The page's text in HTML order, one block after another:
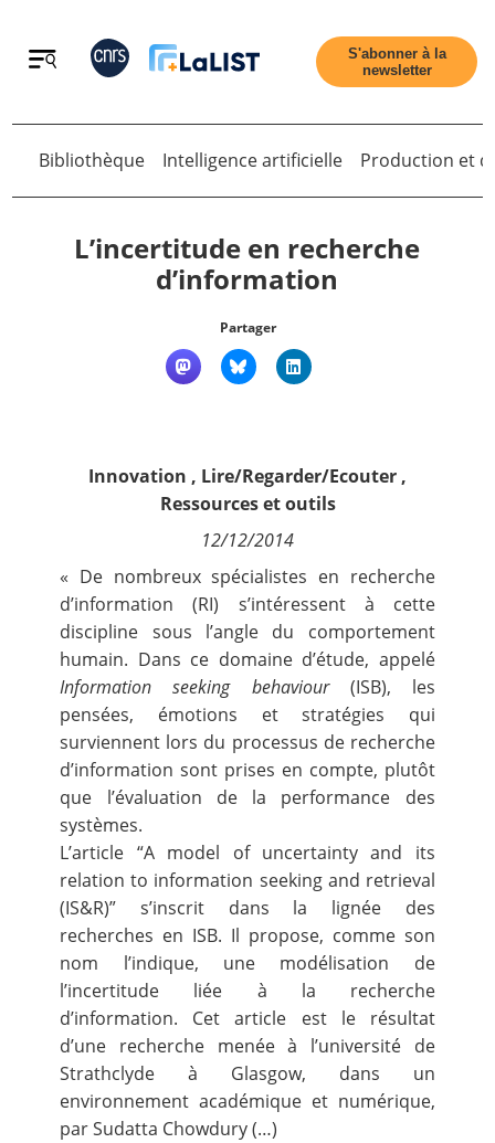
Retour
Nous suivre
S'abonner à la
newsletter
Retour
Bibliothèque Intelligence artificielle Production et
L’incertitude en recherche
d’information
Partager
Innovation , Lire/Regarder/Ecouter ,
Ressources et outils
12/12/2014
« De nombreux spécialistes en recherche
d’information (RI) s’intéressent à cette
discipline sous l’angle du comportement
humain. Dans ce domaine d’étude, appelé
Information seeking behaviour(ISB), les
pensées, émotions et stratégies qui
surviennent lors du processus de recherche
d’information sont prises en compte, plutôt
que l’évaluation de la performance des
systèmes.
L’article “A model of uncertainty and its
relation to information seeking and retrieval
(IS&R)” s’inscrit dans la lignée des
recherches en ISB. Il propose, comme son
nom l’indique, une modélisation de
l’incertitude liée à la recherche
d’information. Cet article est le résultat
d’une recherche menée à l’université de
Strathclyde à Glasgow, dans un
environnement académique et numérique,
par Sudatta Chowdury (…)